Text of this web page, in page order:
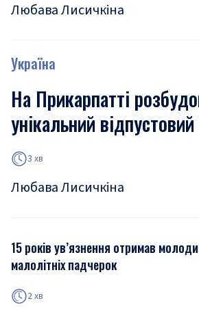
Любава Лисичкіна
Україна
На Прикарпатті
унікальний
3 хв
Любава Лисичкіна
15 років ув’язнення отримав
малолітніх падчерок
2 хв